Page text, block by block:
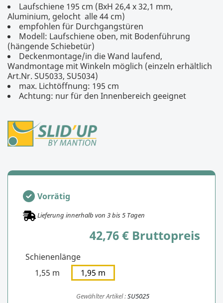
5/5 (2 Bewertungen)
Laufschiene 195 cm (BxH 26,4 x 32,1 mm,
Aluminium, gelocht alle 44 cm)
empfohlen für Durchgangstüren
Modell: Laufschiene oben, mit Bodenführung
(hängende Schiebetür)
Deckenmontage/in die Wand laufend,
Wandmontage mit Winkeln möglich (einzeln erhältlich
Art.Nr. SU5033, SU5034)
max. Lichtöffnung: 195 cm
Achtung: nur für den Innenbereich geeignet
Vorrätig
Lieferung innerhalb von3bis5 Tagen
42,76 € Bruttopreis
Schienenlänge
1,55 m
1,95 m
Gewählter Artikel :SU5025